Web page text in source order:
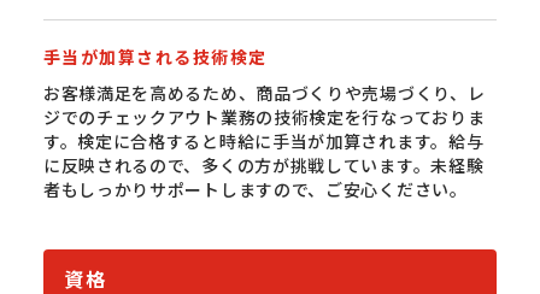
手当が加算される技術検定
お客様満足を高めるため、商品づくりや売場づくり、レ
ジでのチェックアウト業務の技術検定を行なっておりま
す。検定に合格すると時給に手当が加算されます。給与
に反映されるので、多くの方が挑戦しています。未経験
者もしっかりサポートしますので、ご安心ください。
資格